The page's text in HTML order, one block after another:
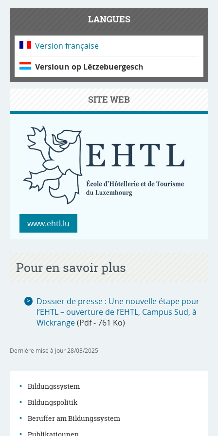
LANGUES
Version française
Versioun op Lëtzebuergesch
SITE WEB
www.ehtl.lu
Pour en savoir plus
Dossier de presse : Une nouvelle étape pour
l’EHTL – ouverture de l’EHTL, Campus Sud, à
Wickrange(Pdf - 761 Ko)
Dernière mise à jour28/03/2025
Menu
Bildungssystem
Bildungspolitik
Beruffer am Bildungssystem